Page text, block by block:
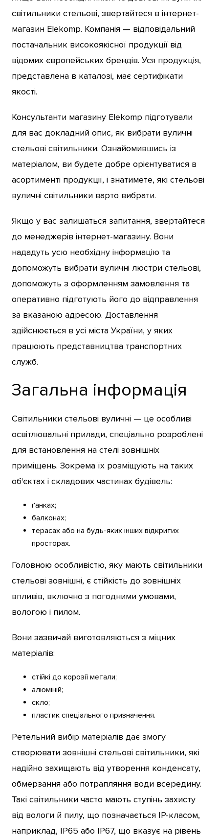
світильники стельові, звертайтеся в інтернет-
магазин Elekomp. Компанія — відповідальний
постачальник високоякісної продукції від
відомих європейських брендів. Уся продукція,
представлена в каталозі, має сертифікати
якості.
Консультанти магазину Elekomp підготували
для вас докладний опис, як вибрати вуличні
стельові світильники. Ознайомившись із
матеріалом, ви будете добре орієнтуватися в
асортименті продукції, і знатимете, які стельові
вуличні світильники варто вибрати.
Якщо у вас залишаться запитання, звертайтеся
до менеджерів інтернет-магазину. Вони
нададуть усю необхідну інформацію та
допоможуть вибрати вуличні люстри стельові,
допоможуть з оформленням замовлення та
оперативно підготують його до відправлення
за вказаною адресою. Доставлення
здійснюється в усі міста України, у яких
працюють представництва транспортних
служб.
Загальна інформація
Світильники стельові вуличні — це особливі
освітлювальні прилади, спеціально розроблені
для встановлення на стелі зовнішніх
приміщень. Зокрема їх розміщують на таких
об'єктах і складових частинах будівель:
ґанках;
балконах;
терасах або на будь-яких інших відкритих
просторах.
Головною особливістю, яку мають світильники
стельові зовнішні, є стійкість до зовнішніх
впливів, включно з погодними умовами,
вологою і пилом.
Вони зазвичай виготовляються з міцних
матеріалів:
стійкі до корозії метали;
алюміній;
скло;
пластик спеціального призначення.
Ретельний вибір матеріалів дає змогу
створювати зовнішні стельові світильники, які
надійно захищають від утворення конденсату,
обмерзання або потрапляння води всередину.
Такі світильники часто мають ступінь захисту
від вологи й пилу, що позначається IP-класом,
наприклад, IP65 або IP67, що вказує на рівень